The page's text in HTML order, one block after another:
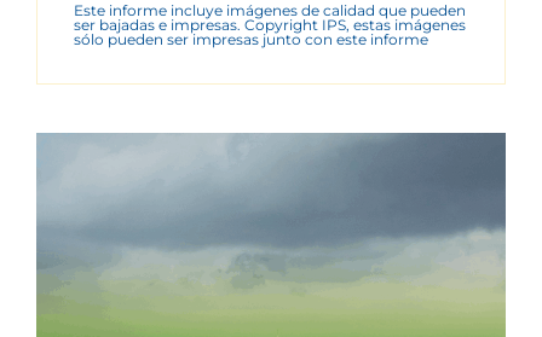
Este informe incluye imágenes de calidad que pueden
ser bajadas e impresas. Copyright IPS, estas imágenes
sólo pueden ser impresas junto con este informe